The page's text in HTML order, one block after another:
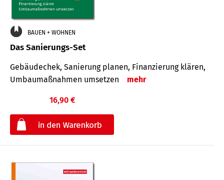
BAUEN + WOHNEN
Das Sanierungs-Set
Gebäudechek, Sanierung planen, Finanzierung klären,
Umbaumaßnahmen umsetzen
mehr
16,90 €